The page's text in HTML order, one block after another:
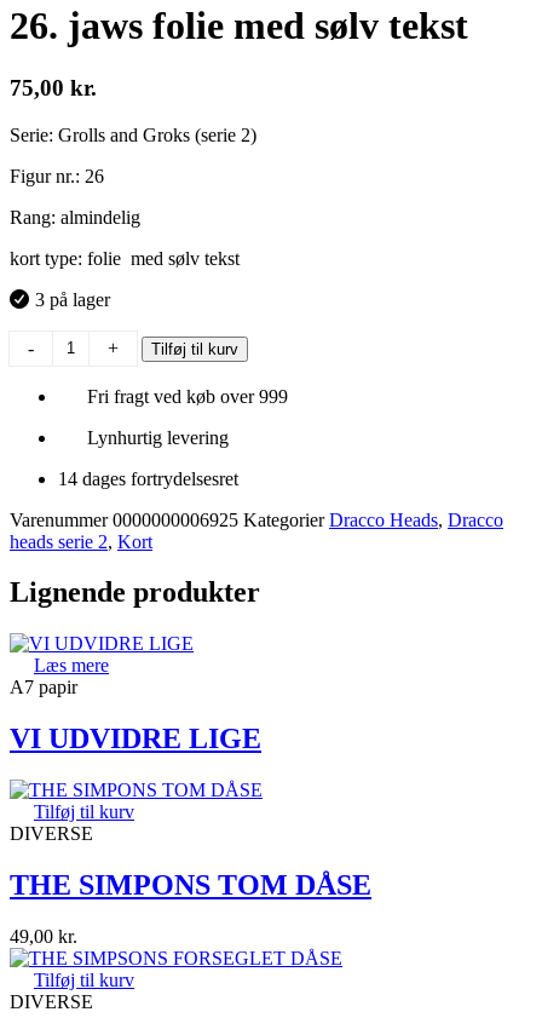
26. jaws folie med sølv tekst
75,00 kr.
Serie: Grolls and Groks (serie 2)
Figur nr.: 26
Rang: almindelig
kort type: folie med sølv tekst
3 på lager
-
med
tekst
+ Tilføj til kurv
Fri fragt ved køb over 999
Lynhurtig levering
14 dages fortrydelsesret
Varenummer0000000006925 Kategorier Dracco Heads, Dracco
heads serie 2, Kort
Lignende produkter
Læs mere
A7 papir
VI UDVIDRE LIGE
Tilføj til kurv
DIVERSE
THE SIMPONS TOM DÅSE
49,00 kr.
Tilføj til kurv
DIVERSE